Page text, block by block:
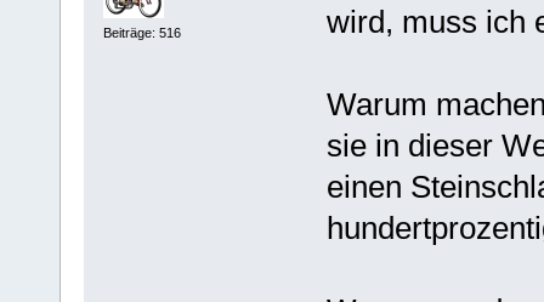
Beiträge: 516
wird, muss ich
Warum
sie in dieser
einen